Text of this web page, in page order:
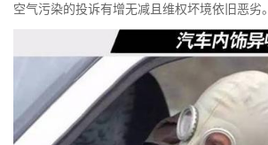
空气污染的投诉有增无减且维权坏境依旧恶劣。